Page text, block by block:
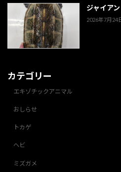
ジャイア
2026年7月24
カテゴリー
エキゾチックアニマル
おしらせ
トカゲ
ヘビ
ミズガメ